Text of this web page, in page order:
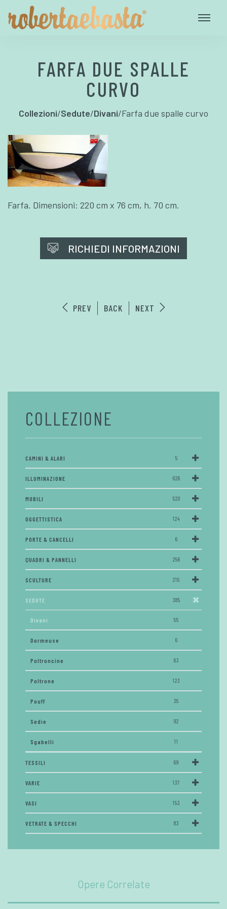
FARFA DUE SPALLE
CURVO
Collezioni/Sedute/Divani/Farfa due spalle curvo
Farfa. Dimensioni: 220 cm x 76 cm, h. 70 cm.
RICHIEDI INFORMAZIONI
PREV BACK NEXT
COLLEZIONE
CAMINI & ALARI 5
ILLUMINAZIONE 626
MOBILI 520
OGGETTISTICA 124
PORTE & CANCELLI 6
QUADRI & PANNELLI 256
SCULTURE 215
SEDUTE 385
Divani 55
Dormeuse 6
Poltroncine 63
Poltrone 123
Pouff 35
Sedie 92
Sgabelli 11
TESSILI 69
VARIE 137
VASI 153
VETRATE & SPECCHI 83
Opere Correlate